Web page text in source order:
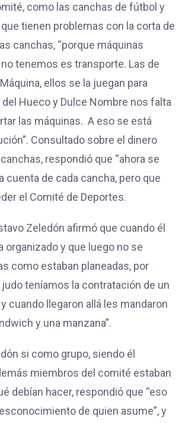
como las canchas de fútbol y
tienen problemas con la corta de
canchas, “porque máquinas
tenemos es transporte. Las de
ellos se la juegan para
del Hueco y Dulce Nombre nos falta
las máquinas. A eso se está
Consultado sobre el dinero
respondió que “ahora se
cuenta de cada cancha, pero que
el Comité de Deportes.
Zeledón afirmó que cuando él
organizado y que luego no se
como estaban planeadas, por
judo teníamos la contratación de un
cuando llegaron allá les mandaron
y una manzana”.
si como grupo, siendo él
miembros del comité estaban
debían hacer, respondió que “eso
de quien asume”, y